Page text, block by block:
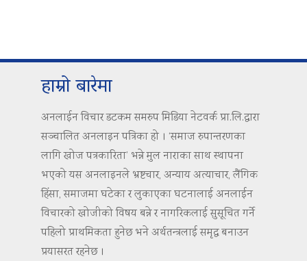
हाम्रो बारेमा
अनलाईन विचार डटकम समरुप मिडिया नेटवर्क प्रा.लि.द्वारा
सञ्चालित अनलाइन पत्रिका हो । ‘समाज रुपान्तरणका
लागि खोज पत्रकारिता’ भन्ने मुल नाराका साथ स्थापना
भएको यस अनलाइनले भ्रष्टचार, अन्याय अत्याचार, लैंगिक
हिंसा, समाजमा घटेका र लुकाएका घटनालाई अनलाईन
विचारको खोजीको विषय बन्ने र नागरिकलाई सुसूचित गर्ने
पहिलो प्राथमिकता हुनेछ भने अर्थतन्त्रलाई समृद्ध बनाउन
प्रयासरत रहनेछ ।